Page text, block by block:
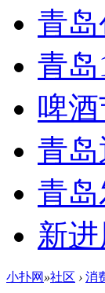
青
青
啤
青
青
新
小扑网 »社区 › 消